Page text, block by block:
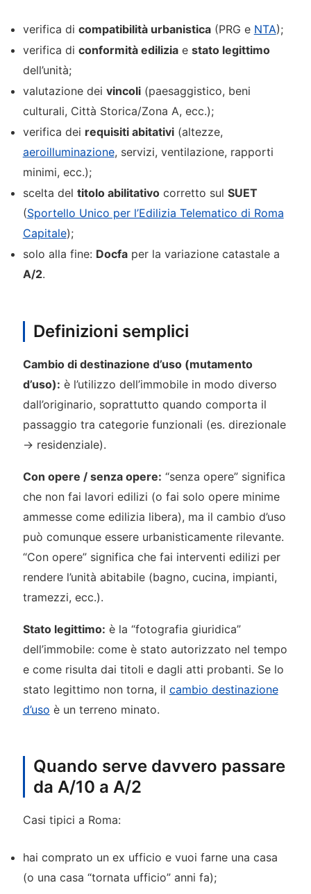
verifica di compatibilità urbanistica(PRG e NTA);
verifica di conformità ediliziae stato legittimo
dell’unità;
valutazione dei vincoli(paesaggistico, beni
culturali, Città Storica/Zona A, ecc.);
verifica dei requisiti abitativi(altezze,
aeroilluminazione, servizi, ventilazione, rapporti
minimi, ecc.);
scelta del titolo abilitativocorretto sul SUET
(Sportello Unico per l’Edilizia Telematico di Roma
Capitale);
solo alla fine: Docfaper la variazione catastale a
A/2.
Definizioni semplici
Cambio di destinazione d’uso (mutamento
d’uso): è l’utilizzo dell’immobile in modo diverso
dall’originario, soprattutto quando comporta il
passaggio tra categorie funzionali (es. direzionale
→ residenziale).
Con opere / senza opere: “senza opere” significa
che non fai lavori edilizi (o fai solo opere minime
ammesse come edilizia libera), ma il cambio d’uso
può comunque essere urbanisticamente rilevante.
“Con opere” significa che fai interventi edilizi per
rendere l’unità abitabile (bagno, cucina, impianti,
tramezzi, ecc.).
Stato legittimo: è la “fotografia giuridica”
dell’immobile: come è stato autorizzato nel tempo
e come risulta dai titoli e dagli atti probanti. Se lo
stato legittimo non torna, il cambio destinazione
d’uso è un terreno minato.
Quando serve davvero passare
da A/10 a A/2
Casi tipici a Roma:
hai comprato un ex ufficio e vuoi farne una casa
(o una casa “tornata ufficio” anni fa);